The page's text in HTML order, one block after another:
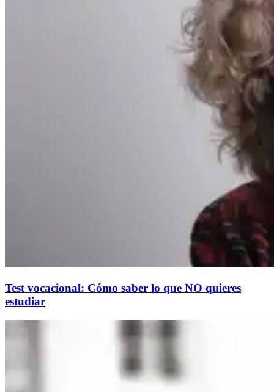
Test vocacional: Cómo saber lo que NO quieres
estudiar